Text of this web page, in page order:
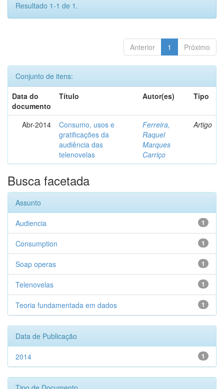
Resultado 1-1 de 1.
Anterior 1 Próximo
Conjunto de itens:
Data do
documento
Título Autor(es) Tipo
Abr-2014
Consumo, usos e
gratificações da
audiência das
telenovelas
Ferreira,
Raquel
Marques
Carriço
Artigo
Busca facetada
Assunto
1
Audiencia
1
Consumption
1
Soap operas
1
Telenovelas
1
Teoria fundamentada em dados
Data de Publicação
1
2014